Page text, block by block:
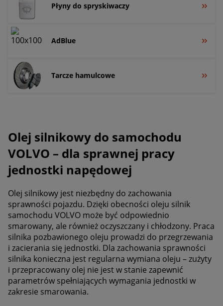
Płyny do spryskiwaczy
AdBlue
Tarcze hamulcowe
Olej silnikowy do samochodu
VOLVO – dla sprawnej pracy
jednostki napędowej
Olej silnikowy jest niezbędny do zachowania
sprawności pojazdu. Dzięki obecności oleju silnik
samochodu VOLVO może być odpowiednio
smarowany, ale również oczyszczany i chłodzony. Praca
silnika pozbawionego oleju prowadzi do przegrzewania
i zacierania się jednostki. Dla zachowania sprawności
silnika konieczna jest regularna wymiana oleju – zużyty
i przepracowany olej nie jest w stanie zapewnić
parametrów spełniających wymagania jednostki w
zakresie smarowania.